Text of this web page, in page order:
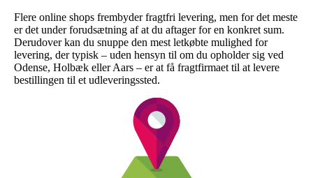
Flere online shops frembyder fragtfri levering, men for det meste
er det under forudsætning af at du aftager for en konkret sum.
Derudover kan du snuppe den mest letkøbte mulighed for
levering, der typisk – uden hensyn til om du opholder sig ved
Odense, Holbæk eller Aars – er at få fragtfirmaet til at levere
bestillingen til et udleveringssted.